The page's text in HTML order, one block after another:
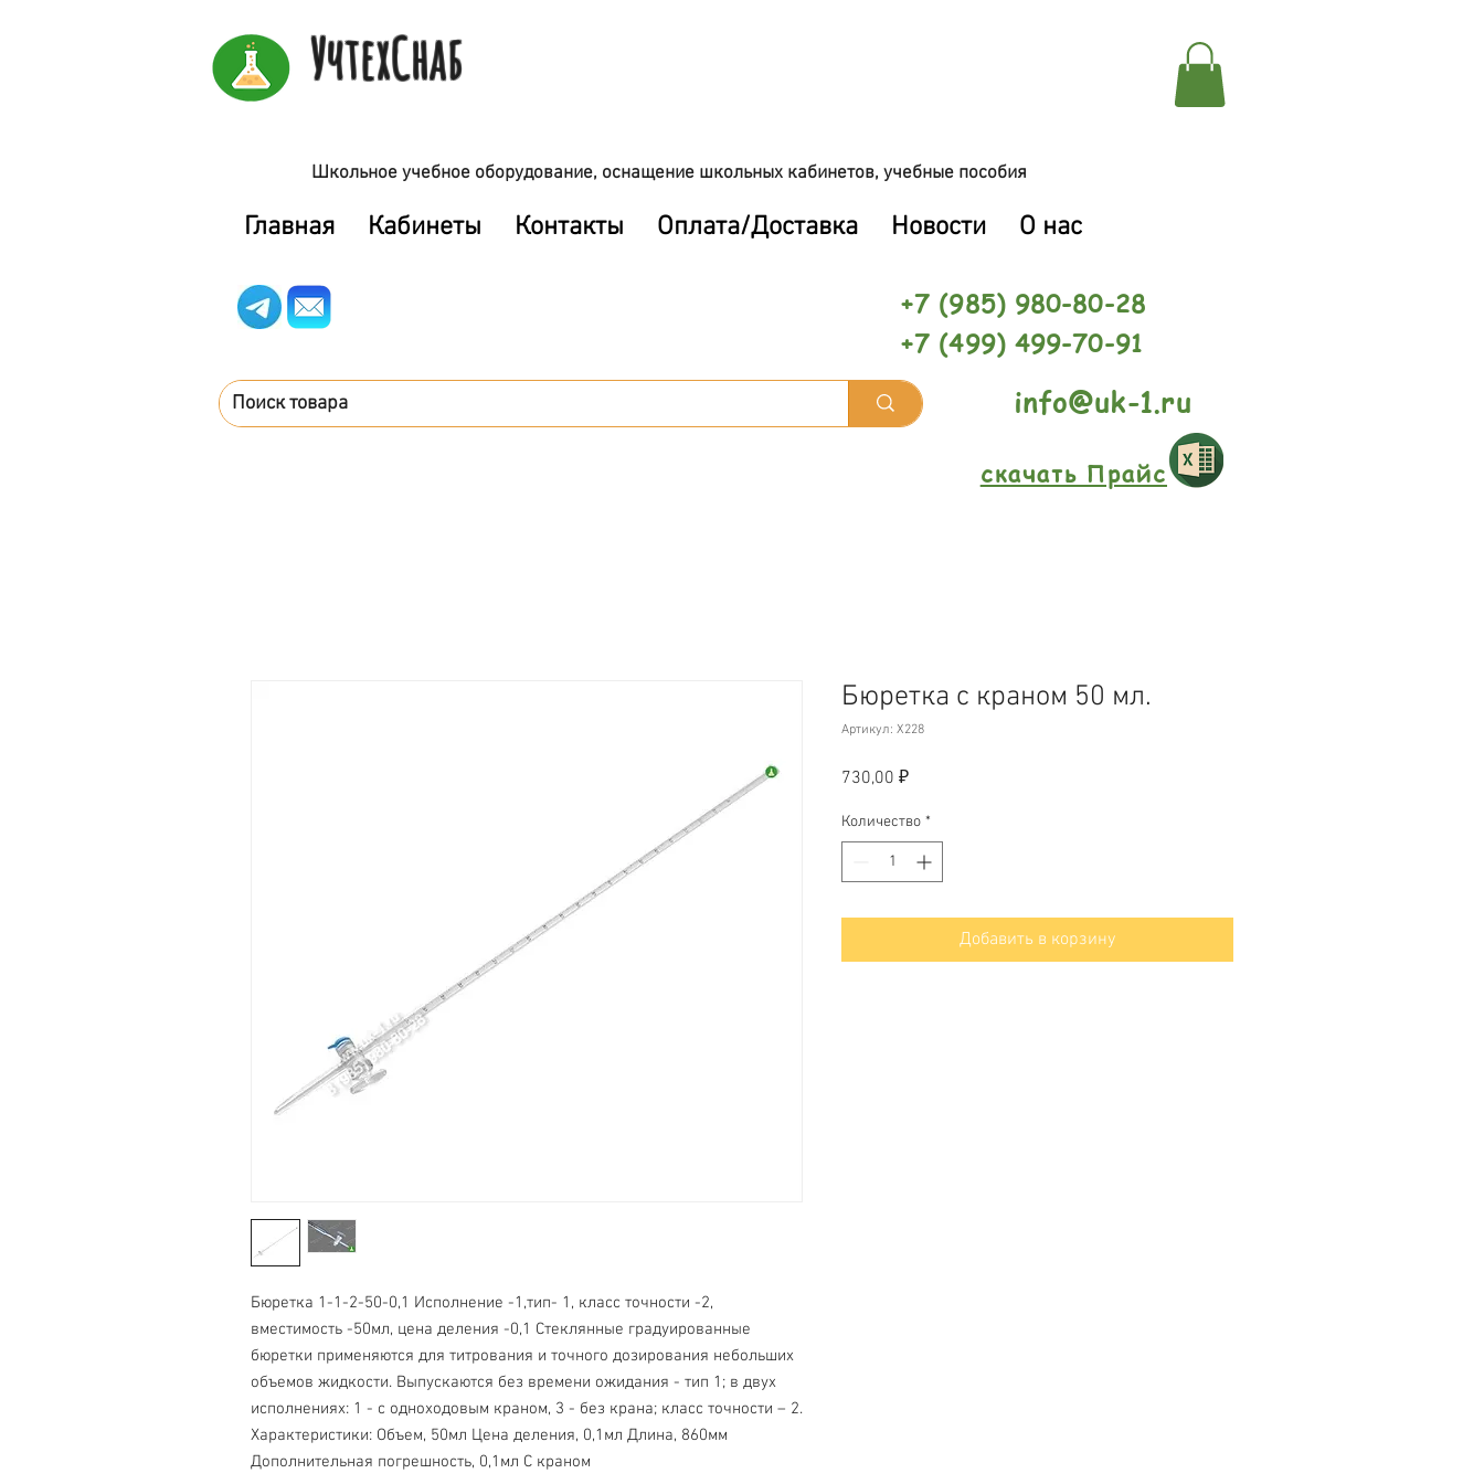
УчтехСнаб
Школьное учебное оборудование, оснащение школьных кабинетов, учебные пособия
Главная Кабинеты Контакты Оплата/Доставка Новости О нас
+7 (985) 980-80-28
+7 (499) 499-70-91
info@uk-1.ru
скачать Прайс
Бюретка 1-1-2-50-0,1 Исполнение -1,тип- 1, класс точности -2,
вместимость -50мл, цена деления -0,1 Стеклянные градуированные
бюретки применяются для титрования и точного дозирования небольших
объемов жидкости. Выпускаются без времени ожидания - тип 1; в двух
исполнениях: 1 - с одноходовым краном, 3 - без крана; класс точности – 2.
Характеристики: Объем, 50мл Цена деления, 0,1мл Длина, 860мм
Дополнительная погрешность, 0,1мл С краном
Бюретка с краном 50 мл.
Артикул: Х228
730,00 ₽Цена
Количество *
Добавить в корзину